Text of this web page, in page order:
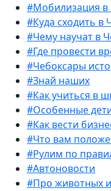
#Мобилизация
#Куда сходить в
#Чему научат в
#Где провести
#Чебоксары
#Знай наших
#Как учиться в
#Особенные
#Как вести
#Что вам
#Рулим по
#Автоновости
#Про животных